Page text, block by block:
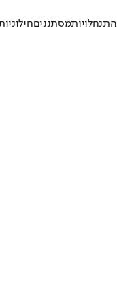
התנחלויותמסתננים